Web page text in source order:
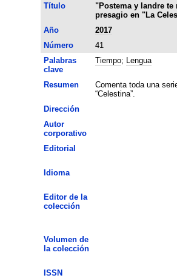
Título
"Postema y landre
presagio en "La
Año
2017
Número
41
Palabras
clave
Tiempo; Lengua
Resumen
Comenta toda una
“Celestina”.
Dirección
Autor
corporativo
Editorial
Idioma
Editor de la
colección
Volumen de
la colección
ISSN